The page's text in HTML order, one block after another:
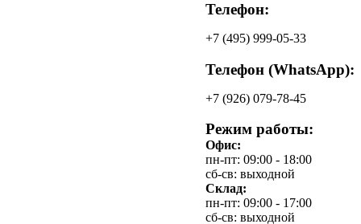
Телефон:
+7 (495) 999-05-33
Телефон (WhatsApp):
+7 (926) 079-78-45
Режим работы:
Офис:
пн-пт: 09:00 - 18:00
сб-св: выходной
Склад:
пн-пт: 09:00 - 17:00
сб-св: выходной